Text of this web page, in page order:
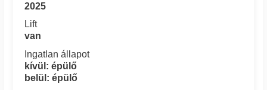
2025
Lift
van
Ingatlan állapot
kívül: épülő
belül: épülő